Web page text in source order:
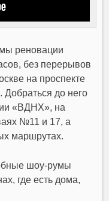
реновации
без перерывов
на проспекте
Добраться до него
«ВДНХ», на
№11 и 17, а
маршрутах.
шоу-румы
где есть дома,